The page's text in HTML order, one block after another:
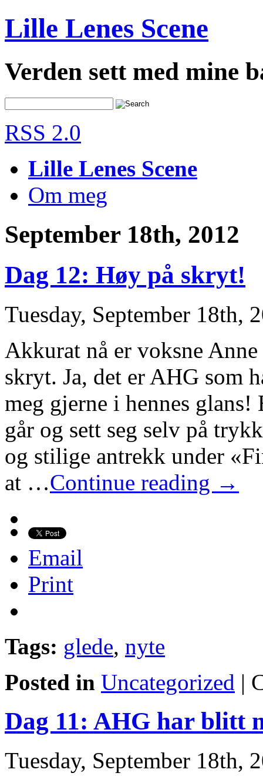
Lille Lenes Scene
Verden sett med mine
RSS 2.0
Lille Lenes Scene
Om meg
September 18th, 2012
Dag 12: Høy på skryt!
Tuesday, September 18th,
Akkurat nå er voksne
skryt. Ja, det er AHG som
meg gjerne i hennes
går og sett seg selv på
og stilige antrekk under
at …Continue reading →
Email
Print
Tags: glede, nyte
Posted in Uncategorized |
Dag 11: AHG har blitt
Tuesday, September 18th,